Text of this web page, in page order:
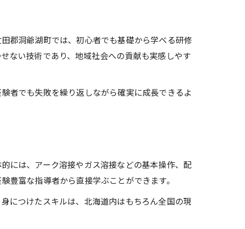
郡洞爺湖町では、初心者でも基礎から学べる研修
ない技術であり、地域社会への貢献も実感しやす
者でも失敗を繰り返しながら確実に成長できるよ
には、アーク溶接やガス溶接などの基本操作、配
豊富な指導者から直接学ぶことができます。
につけたスキルは、北海道内はもちろん全国の現